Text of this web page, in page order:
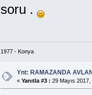
soru .
1977 - Konya
Ynt: RAMAZANDA
« Yanıtla #3 : 29 Mayıs